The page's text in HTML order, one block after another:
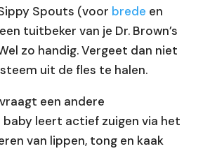
Spouts (voor brede en
tuitbeker van je Dr. Brown’s
zo handig. Vergeet dan niet
uit de fles te halen.
vraagt een andere
baby leert actief zuigen via het
van lippen, tong en kaak